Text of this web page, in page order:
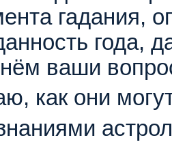
гадания,
года,
ваши
как они